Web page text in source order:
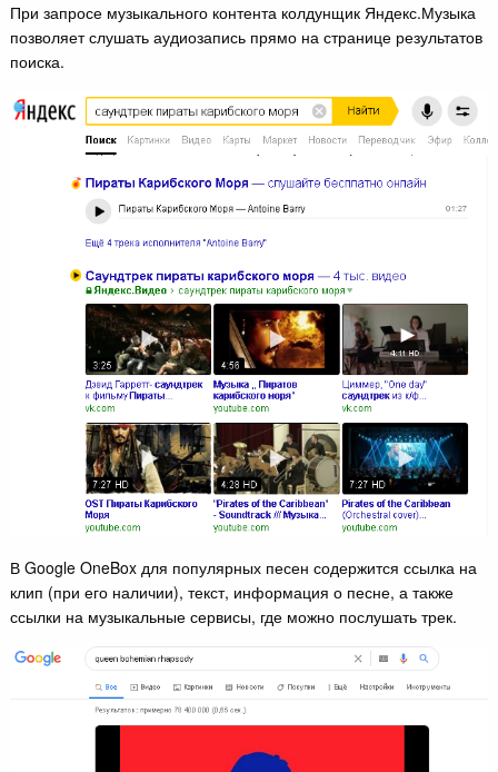
При запросе музыкального контента колдунщик Яндекс.Музыка
позволяет слушать аудиозапись прямо на странице результатов
поиска.
В Google OneBox для популярных песен содержится ссылка на
клип (при его наличии), текст, информация о песне, а также
ссылки на музыкальные сервисы, где можно послушать трек.